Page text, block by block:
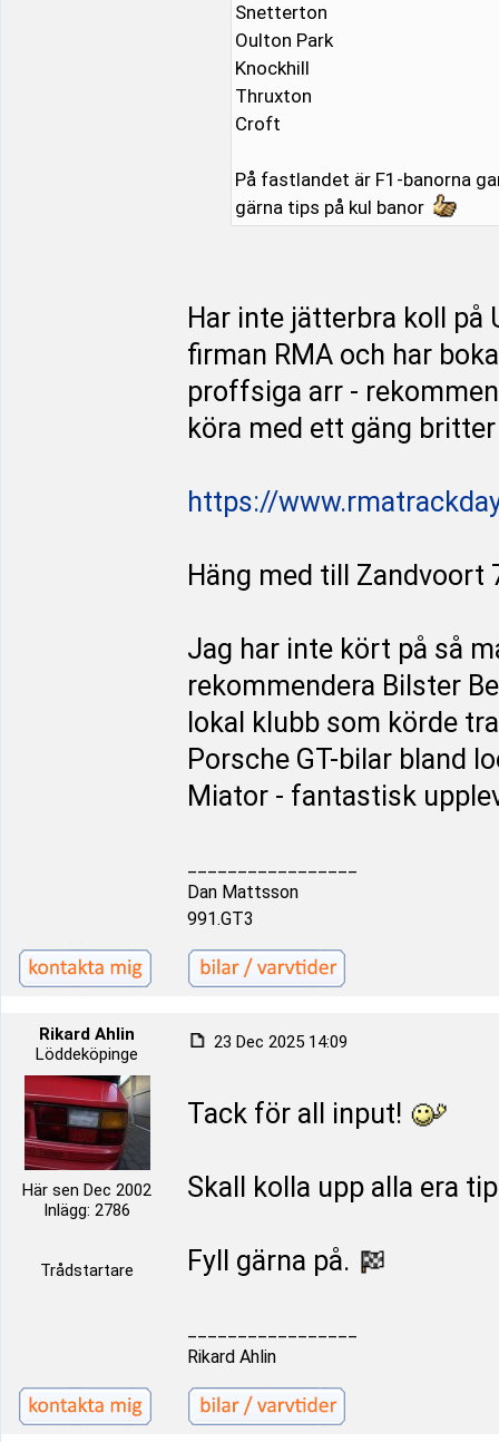
Snetterton
Oulton Park
Knockhill
Thruxton
Croft
På fastlandet är F1-banorna
gärna tips på kul banor
Har inte jätterbra koll på
firman RMA och har
proffsiga arr -
köra med ett gäng
https://
Häng med till
Jag har inte kört på så
rekommendera Bilster
lokal klubb som körde
Porsche GT-bilar bland
Miator - fantastisk
Dan Mattsson
991.GT3
Rikard Ahlin
Löddeköpinge
Här sen Dec 2002
Inlägg: 2786
Trådstartare
23 Dec 2025 14:09
Tack för all input!
Skall kolla upp alla era
Fyll gärna på.
Rikard Ahlin